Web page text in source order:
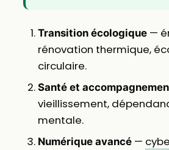
Transition écologique—
rénovation thermique,
circulaire.
Santé et
vieillissement,
mentale.
Numérique avancé—